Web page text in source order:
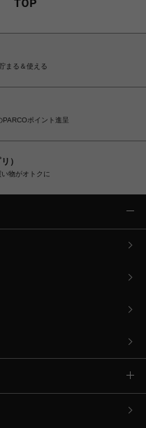
まる＆使える
ポイント進呈
）
物がオトクに